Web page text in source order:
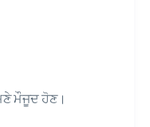
ਮੌਜੂਦ ਹੋਣ।